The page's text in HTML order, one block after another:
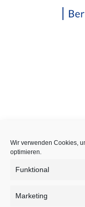
Wir verwenden Cookies,
optimieren.
Funktional
Marketing